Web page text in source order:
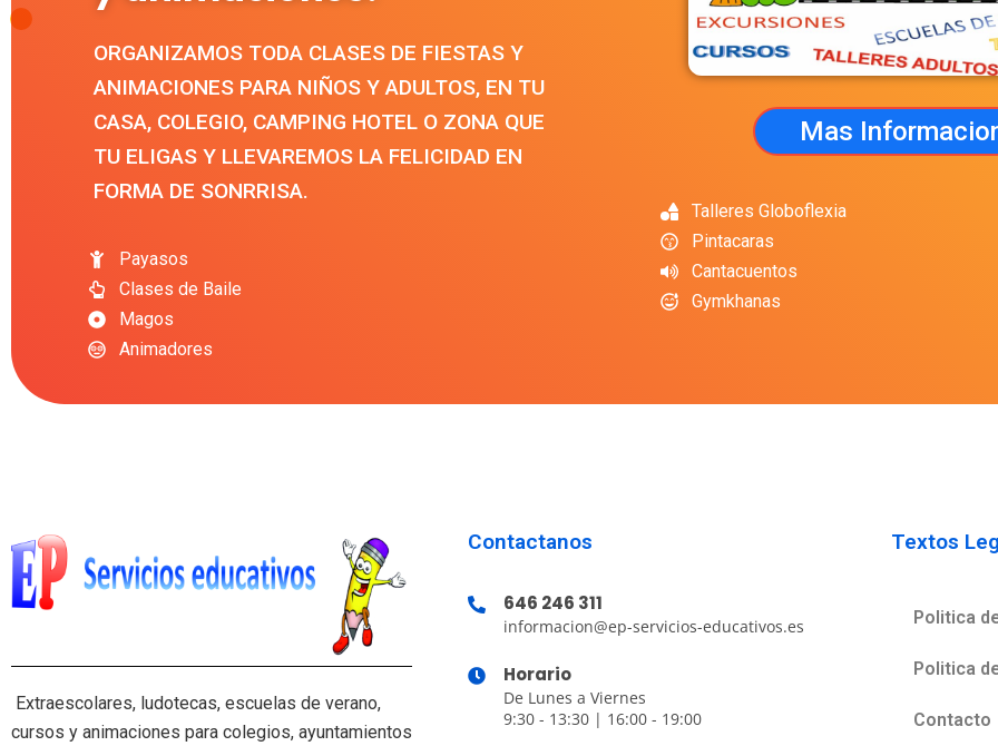
ORGANIZAMOS TODA CLASES DE FIESTAS Y
ANIMACIONES PARA NIÑOS Y ADULTOS, EN TU
CASA, COLEGIO, CAMPING HOTEL O ZONA QUE
TU ELIGAS Y LLEVAREMOS LA FELICIDAD EN
FORMA DE SONRRISA.
Payasos
Clases de Baile
Magos
Animadores
Mas
Talleres Globoflexia
Pintacaras
Cantacuentos
Gymkhanas
Extraescolares, ludotecas, escuelas de verano,
cursos y animaciones para colegios, ayuntamientos
Contactanos
646 246 311
informacion@ep-servicios-educativos.es
Horario
De Lunes a Viernes
9:30 - 13:30 | 16:00 - 19:00
Textos
Politica
Politica
Contacto